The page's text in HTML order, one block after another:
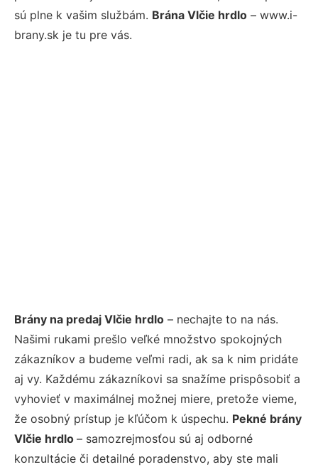
sú plne k vašim službám. Brána Vlčie hrdlo – www.i-
brany.sk je tu pre vás.
Brány na predaj Vlčie hrdlo – nechajte to na nás.
Našimi rukami prešlo veľké množstvo spokojných
zákazníkov a budeme veľmi radi, ak sa k nim pridáte
aj vy. Každému zákazníkovi sa snažíme prispôsobiť a
vyhovieť v maximálnej možnej miere, pretože vieme,
že osobný prístup je kľúčom k úspechu. Pekné brány
Vlčie hrdlo – samozrejmosťou sú aj odborné
konzultácie či detailné poradenstvo, aby ste mali